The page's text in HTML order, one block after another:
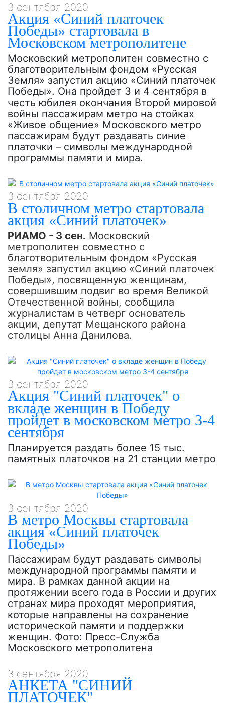
3 сентября 2020
Акция «Синий платочек
Победы» стартовала в
Московском метрополитене
Московский метрополитен совместно с
благотворительным фондом «Русская
Земля» запустил акцию «Синий платочек
Победы». Она пройдет 3 и 4 сентября в
честь юбилея окончания Второй мировой
войны пассажирам метро на стойках
«Живое общение» Московского метро
пассажирам будут раздавать синие
платочки – символы международной
программы памяти и мира.
3 сентября 2020
В столичном метро стартовала
акция «Синий платочек»
РИАМО - 3 сен. Московский
метрополитен совместно с
благотворительным фондом «Русская
земля» запустил акцию «Синий платочек
Победы», посвященную женщинам,
совершившим подвиг во время Великой
Отечественной войны, сообщила
журналистам в четверг основатель
акции, депутат Мещанского района
столицы Анна Данилова.
3 сентября 2020
Акция "Синий платочек" о
вкладе женщин в Победу
пройдет в московском метро 3-4
сентября
Планируется раздать более 15 тыс.
памятных платочков на 21 станции метро
3 сентября 2020
В метро Москвы стартовала
акция «Синий платочек
Победы»
Пассажирам будут раздавать символы
международной программы памяти и
мира. В рамках данной акции на
протяжении всего года в России и других
странах мира проходят мероприятия,
которые направлены на сохранение
исторической памяти и поддержки
женщин. Фото: Пресс-Служба
Московского метрополитена
3 сентября 2020
АНКЕТА "СИНИЙ
ПЛАТОЧЕК"